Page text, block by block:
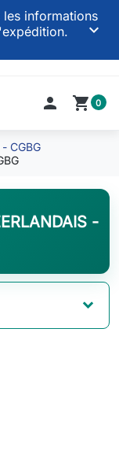
les informations
keyboard_arrow_down
 shopping_cart 0
CGBG
-